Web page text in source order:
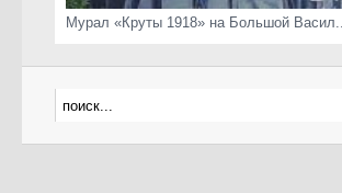
Мурал «Круты 1918» на Большой Васил...